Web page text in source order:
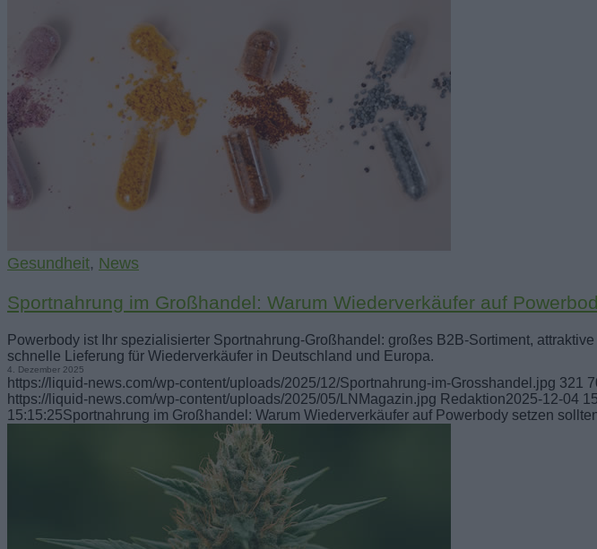
Gesundheit, News
Sportnahrung im Großhandel: Warum Wiederverkäufer auf
Powerbody ist Ihr spezialisierter Sportnahrung-Großhandel: großes B2B-Sortiment,
schnelle Lieferung für Wiederverkäufer in Deutschland und Europa.
4. Dezember 2025
https://liquid-news.com/wp-content/uploads/2025/12/Sportnahrung-im-Grosshandel.jpg 321
https://liquid-news.com/wp-content/uploads/2025/05/LNMagazin.jpg Redaktion2025-12-04
15:15:25Sportnahrung im Großhandel: Warum Wiederverkäufer auf Powerbody setzen